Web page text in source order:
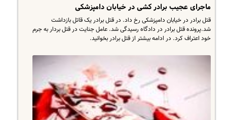
ماجرای عجیب برادر کشی در خیابان دامپزشکی
قتل برادر در خیابان دامپزشکی رخ داد. در قتل برادر یک قاتل بازداشت
شد.پرونده قتل برادر در دادگاه رسیدگی شد. عامل جنایت در قتل بردار به جرم
خود اعتراف کرد. در ادامه بیشتر از قتل برادر بخوانید.